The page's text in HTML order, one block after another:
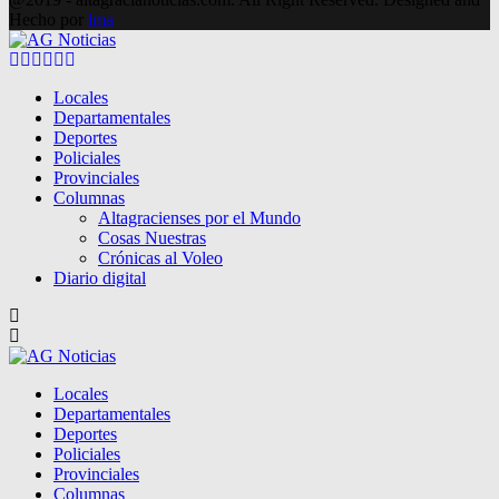
Hecho por lma
Facebook
Twitter
Instagram
Pinterest
Google
Locales
Departamentales
Deportes
Policiales
Provinciales
Columnas
Altagracienses por el Mundo
Cosas Nuestras
Crónicas al Voleo
Diario digital
Locales
Departamentales
Deportes
Policiales
Provinciales
Columnas